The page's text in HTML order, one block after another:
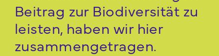
Beitrag zur Biodiversität zu
leisten, haben wir hier
zusammengetragen.